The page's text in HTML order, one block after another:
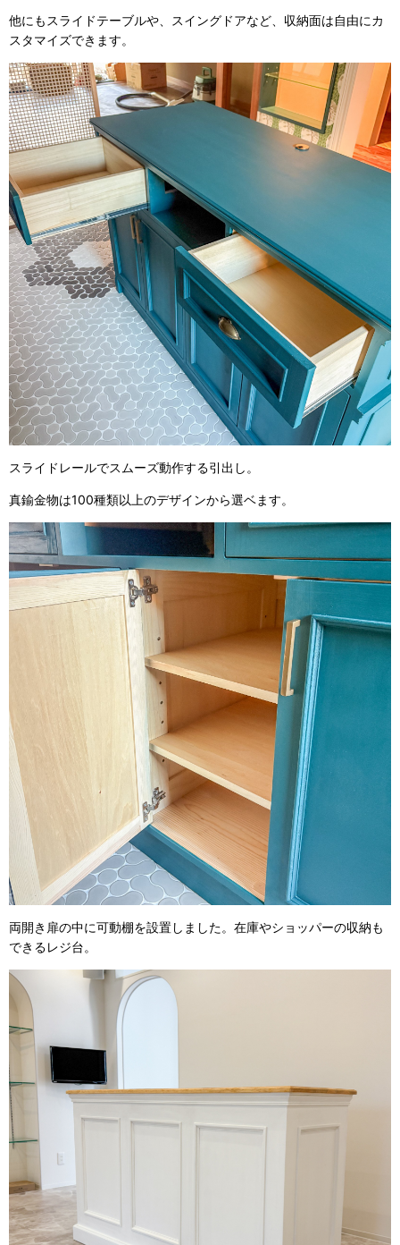
他にもスライドテーブルや、スイングドアなど、収納面は自由にカ
スタマイズできます。
スライドレールでスムーズ動作する引出し。
真鍮金物は100種類以上のデザインから選ベます。
両開き扉の中に可動棚を設置しました。在庫やショッパーの収納も
できるレジ台。